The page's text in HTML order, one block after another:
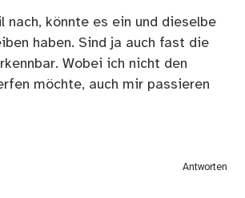
nach, könnte es ein und dieselbe
haben. Sind ja auch fast die
Wobei ich nicht den
möchte, auch mir passieren
Antworten